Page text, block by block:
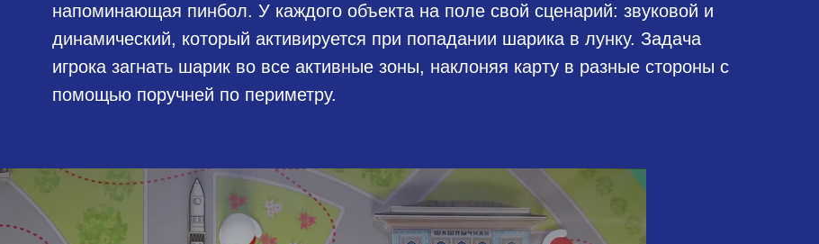
напоминающая пинбол. У каждого объекта на поле свой сценарий: звуковой и
динамический, который активируется при попадании шарика в лунку. Задача
игрока загнать шарик во все активные зоны, наклоняя карту в разные стороны с
помощью поручней по периметру.